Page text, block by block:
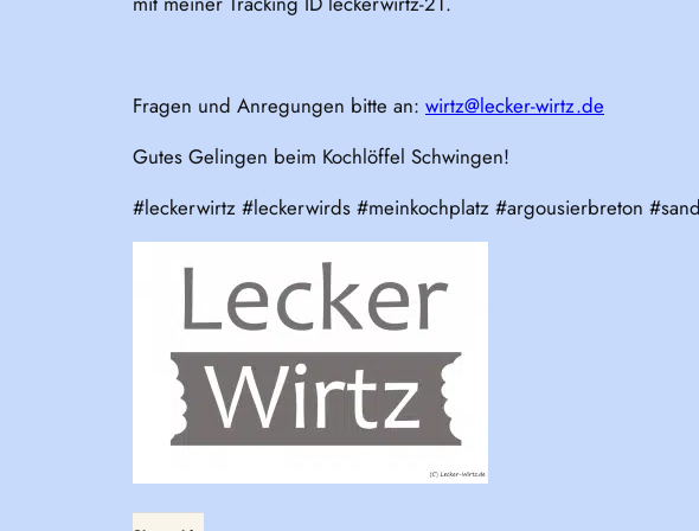
Fragen und Anregungen bitte an: wirtz@lecker-wirtz.de
Gutes Gelingen beim Kochlöffel Schwingen!
#leckerwirtz #leckerwirds #meinkochplatz #argousierbreton